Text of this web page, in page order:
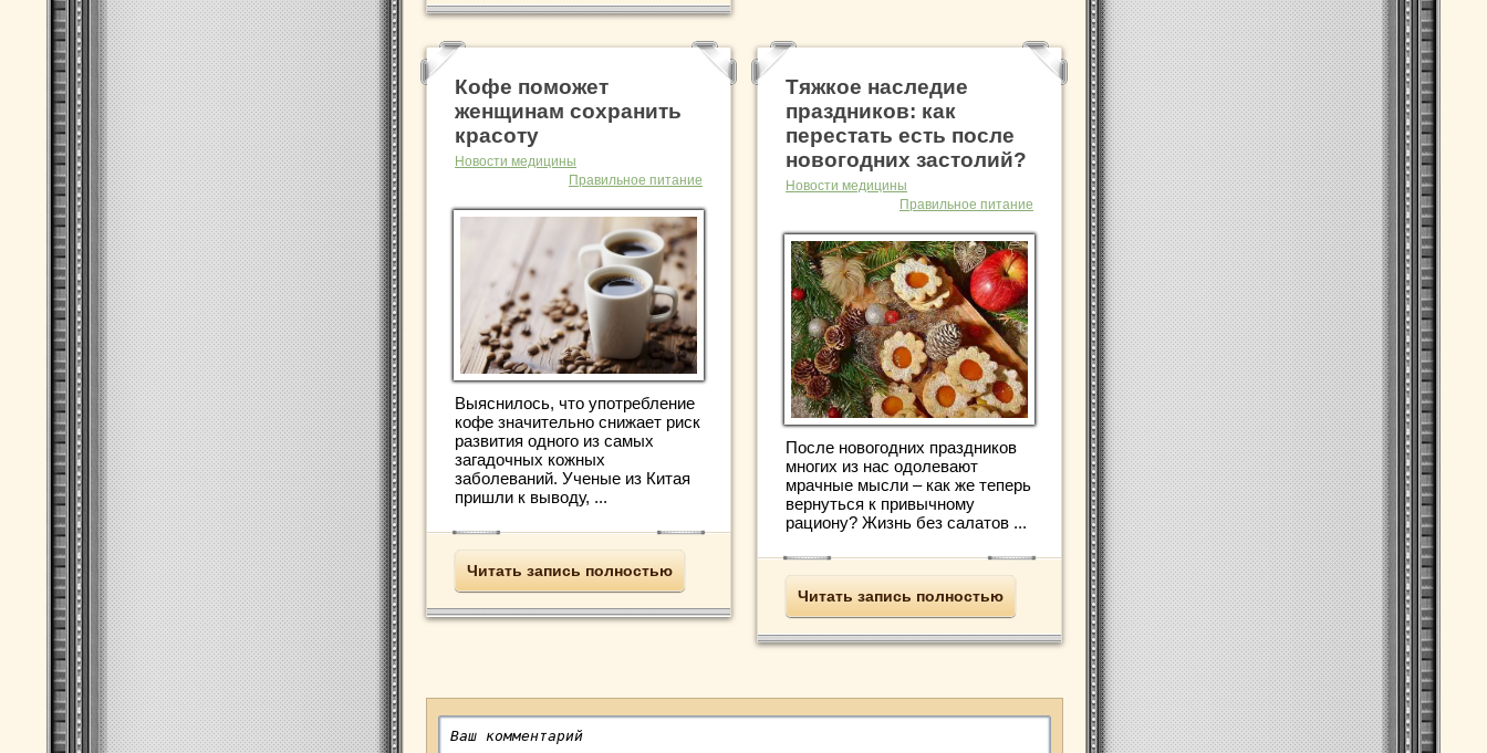
Кофе поможет
женщинам сохранить
красоту
Новости медицины
Правильное питание
Выяснилось, что употребление
кофе значительно снижает риск
развития одного из самых
загадочных кожных
заболеваний. Ученые из Китая
пришли к выводу, ...
Читать запись полностью
Тяжкое наследие
праздников: как
перестать есть после
новогодних застолий?
Новости медицины
Правильное питание
После новогодних праздников
многих из нас одолевают
мрачные мысли – как же теперь
вернуться к привычному
рациону? Жизнь без салатов ...
Читать запись полностью